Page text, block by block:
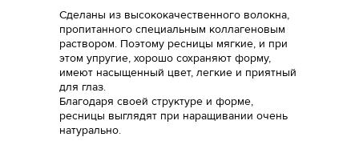
Сделаны из высококачественного волокна,
пропитанного специальным коллагеновым
раствором. Поэтому ресницы мягкие, и при
этом упругие, хорошо сохраняют форму,
имеют насыщенный цвет, легкие и приятный
для глаз.
Благодаря своей структуре и форме,
ресницы выглядят при наращивании очень
натурально.